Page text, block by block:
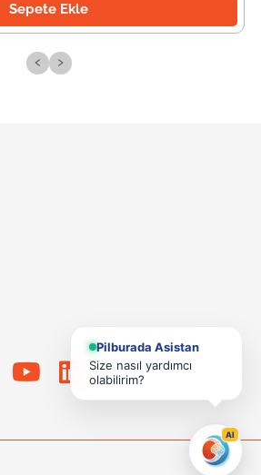
Sepete Ekle
‹ ›
Pilburada Asistan
Size nasıl yardımcı
olabilirim?
AI